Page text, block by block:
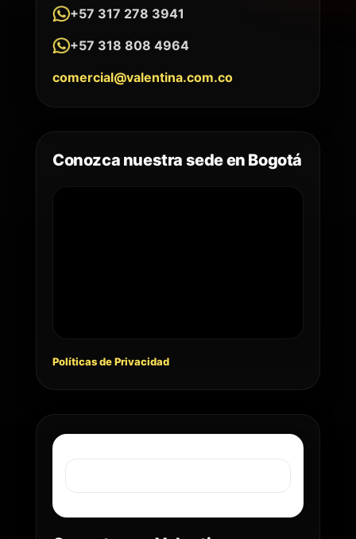
+57 317 278 3941
+57 318 808 4964
comercial@valentina.com.co
Conozca nuestra sede en Bogotá
Políticas de Privacidad